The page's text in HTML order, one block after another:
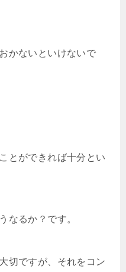
かないといけないで
とができれば十分とい
なるか？です。
切ですが、それをコン